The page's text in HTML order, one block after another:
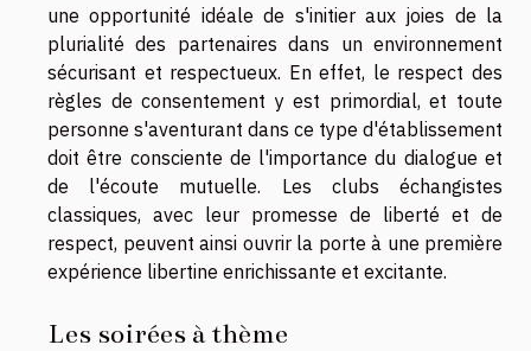
une opportunité idéale de s'initier aux joies de la
plurialité des partenaires dans un environnement
sécurisant et respectueux. En effet, le respect des
règles de consentement y est primordial, et toute
personne s'aventurant dans ce type d'établissement
doit être consciente de l'importance du dialogue et
de l'écoute mutuelle. Les clubs échangistes
classiques, avec leur promesse de liberté et de
respect, peuvent ainsi ouvrir la porte à une première
expérience libertine enrichissante et excitante.
Les soirées à thème